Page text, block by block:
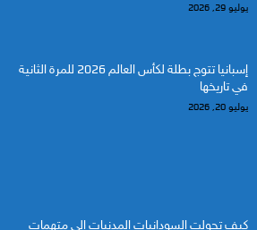
يوليو 29, 2026
إسبانيا تتوج بطلة لكأس العالم 2026 للمرة الثانية
في تاريخها
يوليو 20, 2026
كيف تحولت السودانيات المدنيات إلى متهمات